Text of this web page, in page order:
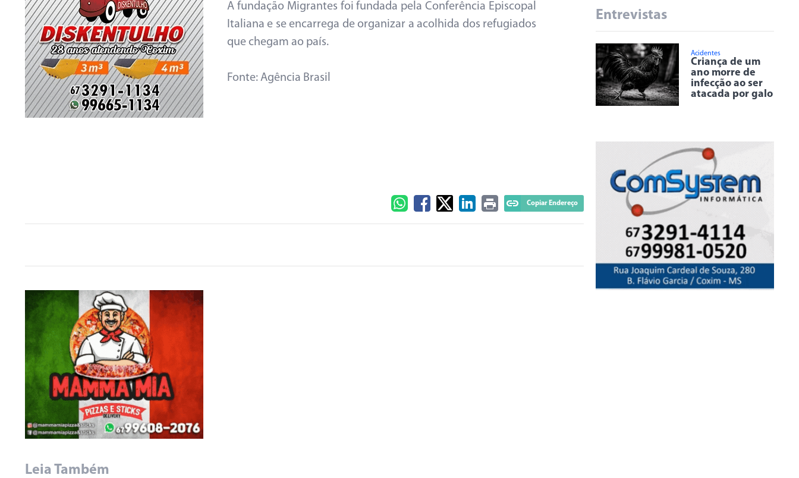
A fundação Migrantes foi fundada pela Conferência Episcopal
Italiana e se encarrega de organizar a acolhida dos refugiados
que chegam ao país.
Fonte: Agência Brasil
Copiar Endereço
Leia Também
Entrevistas
Acidentes
Criança de um
ano morre de
infecção ao ser
atacada por galo